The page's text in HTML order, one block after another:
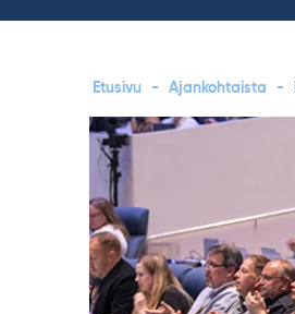
Etusivu - Ajankohtaista -